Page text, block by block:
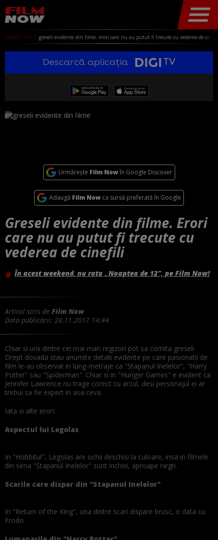
home stiri greseli evidente din filme. erori care nu au putut fi trecute cu vederea de cinefili
Descarcă aplicația
Urmărește Film Nowîn Google Discover
Adaugă Film Now ca sursă preferată în Google
Greseli evidente din filme. Erori
care nu au putut fi trecute cu
vederea de cinefili
În acest weekend, nu rata „Noaptea de 12”, pe Film Now!
Articol scris de Film Now
Data publicării: 28.11.2017 14:44
Chiar si unii dintre cei mai mari regizori pot sa comita greseli.
Drept dovada stau anumite detalii evidente pe care pasionatii de
film le-au observat in lung-metraje ca "Stapanul Inelelor", "Harry
Potter" sau "Spiderman". Chiar si in "Hunger Games" e evident ca
Jennifer Lawrence nu trage corect cu arcul, desi personajul ei ar
trebui sa fie expert in asa ceva.
Iata si alte erori:
Aspectul lui Legolas
In "Hobbitul", Legolas are ochii deschisi la culoare, insa in filmele
din seria "Stapanul Inelelor" sunt inchisi, aproape negri.
Scarile care dispar din "Stapanul Inelelor"
In "Return of the King", una dintre scari dispare brusc, o data cu
Frodo.